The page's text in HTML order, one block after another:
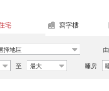
宅 寫字樓
擇地區 由
至 最大 睡房